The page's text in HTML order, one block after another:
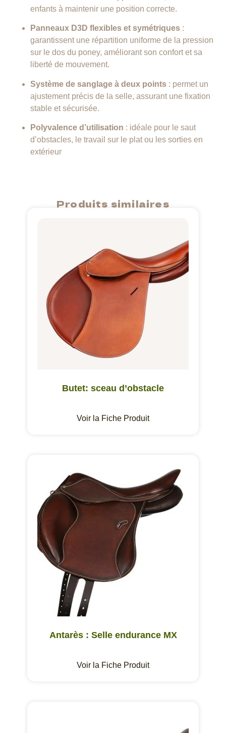
enfants à maintenir une position correcte.
Panneaux D3D flexibles et symétriques :
garantissent une répartition uniforme de la pression
sur le dos du poney, améliorant son confort et sa
liberté de mouvement.
Système de sanglage à deux points : permet un
ajustement précis de la selle, assurant une fixation
stable et sécurisée.
Polyvalence d’utilisation : idéale pour le saut
d’obstacles, le travail sur le plat ou les sorties en
extérieur
Produits similaires
Butet: sceau d’obstacle
Voir la Fiche Produit
Antarès : Selle endurance MX
Voir la Fiche Produit